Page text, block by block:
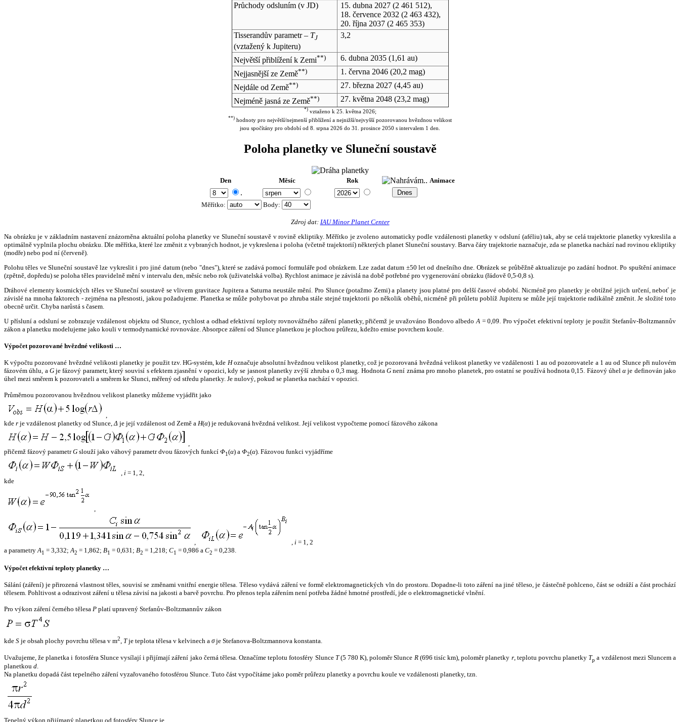
Průchody odsluním (v JD) 15. dubna 2027(2 461 512),
18. července 2032 (2 463 432),
20. října 2037(2 465 353)
Tisserandův parametr – TJ
(vztažený k Jupiteru)
3,2
Největší přiblížení k Zemi**) 6. dubna 2035(1,61 au)
Nejjasnější ze Země**) 1. června 2046(20,2 mag)
Nejdále od Země**) 27. března 2027(4,45 au)
Nejméně jasná ze Země**) 27. května 2048(23,2 mag)
*)vztaženo k 25. května 2026;
**) hodnoty pro největší/nejmenší přiblížení a nejnižší/nejvyšší pozorovanou hvězdnou velikost
jsou spočítány pro období od 8. srpna 2026 do 31. prosince 2050 s intervalem 1 den.
Poloha planetky ve Sluneční soustavě
Den Měsíc Rok Animace
.
Měřítko: Body:
Zdroj dat: IAU Minor Planet Center
Na obrázku je v základním nastavení znázorněna aktuální poloha planetky ve Sluneční soustavě v rovině ekliptiky. Měřítko je zvoleno automaticky podle vzdálenosti planetky v odsluní (aféliu) tak, aby se celá trajektorie planetky vykreslila a
optimálně vyplnila plochu obrázku. Dle měřítka, které lze změnit z vybraných hodnot, je vykreslena i poloha (včetně trajektorií) některých planet Sluneční soustavy. Barva čáry trajektorie naznačuje, zda se planetka nachází nad rovinou ekliptiky
(modře) nebo pod ní (červeně).
Polohu těles ve Sluneční soustavě lze vykreslit i pro jiné datum (nebo "dnes"), které se zadává pomocí formuláře pod obrázkem. Lze zadat datum ±50 let od dnešního dne. Obrázek se průběžně aktualizuje po zadání hodnot. Po spuštění animace
(zpětně, dopředu) se poloha těles pravidelně mění v intervalu den, měsíc nebo rok (uživatelská volba). Rychlost animace je závislá na době potřebné pro vygenerování obrázku (řádově 0,5-0,8 s).
Dráhové elementy kosmických těles ve Sluneční soustavě se vlivem gravitace Jupitera a Saturna neustále mění. Pro Slunce (potažmo Zemi) a planety jsou platné pro delší časové období. Nicméně pro planetky je obtížné jejich určení, neboť je
závislé na mnoha faktorech - zejména na přesnosti, jakou požadujeme. Planetka se může pohybovat po zhruba stále stejné trajektorii po několik oběhů, nicméně při průletu poblíž Jupiteru se může její trajektorie radikálně změnit. Je složité toto
obecně určit. Chyba narůstá s časem.
U přísluní a odsluní se zobrazuje vzdálenost objektu od Slunce, rychlost a odhad efektivní teploty rovnovážného záření planetky, přičemž je uvažováno Bondovo albedo A = 0,09. Pro výpočet efektivní teploty je použit Stefanův-Boltzmannův
zákon a planetku modelujeme jako kouli v termodynamické rovnováze. Absorpce záření od Slunce planetkou je plochou průřezu, kdežto emise povrchem koule.
Výpočet pozorované hvězdné velikosti …
K výpočtu pozorované hvězdné velikosti planetky je použit tzv. HG-systém, kde Hoznačuje absolutní hvězdnou velikost planetky, což je pozorovaná hvězdná velikost planetky ve vzdálenosti 1 au od pozorovatele a 1 au od Slunce při nulovém
fázovém úhlu, a Gje fázový parametr, který souvisí s efektem zjasnění v opozici, kdy se jasnost planetky zvýší zhruba o 0,3 mag. HodnotaG není známa pro mnoho planetek, pro ostatní se používá hodnota 0,15. Fázový úhelα je definován jako
úhel mezi směrem k pozorovateli a směrem ke Slunci, měřený od středu planetky. Je nulový, pokud se planetka nachází v opozici.
Průměrnou pozorovanou hvězdnou velikost planetky můžeme vyjádřit jako
,
kde r je vzdálenost planetky od Slunce,Δ je její vzdálenost od Země a H(α) je redukovaná hvězdná velikost. Její velikost vypočteme pomocí fázového zákona
,
přičemž fázový parametrG slouží jako váhový parametr dvou fázových funkcí Φ1(α) a Φ2(α). Fázovou funkci vyjádříme
, i = 1, 2,
kde
,
, , i = 1, 2
a parametryA1 = 3,332;A2 = 1,862; B1 = 0,631; B2 = 1,218; C1 = 0,986 a C2 = 0,238.
Výpočet efektivní teploty planetky …
Sálání (záření) je přirozená vlastnost těles, souvisí se změnami vnitřní energie tělesa. Těleso vydává záření ve formě elektromagnetických vln do prostoru. Dopadne-li toto záření na jiné těleso, je částečně pohlceno, část se odráží a část prochází
tělesem. Pohltivost a odrazivost záření u tělesa závisí na jakosti a barvě povrchu. Pro přenos tepla zářením není potřeba žádné hmotné prostředí, jde o elektromagnetické vlnění.
Pro výkon záření černého tělesa P platí upravený Stefanův-Boltzmannův zákon
kde S je obsah plochy povrchu tělesa v m2, Tje teplota tělesa v kelvinech a σje Stefanova-Boltzmannova konstanta.
Uvažujeme, že planetka i fotosféra Slunce vysílají i přijímají záření jako černá tělesa. Označíme teplotu fotosféry Slunce T(5 780 K), poloměr Slunce R(696 tisíc km), poloměr planetky r, teplotu povrchu planetky Tp a vzdálenost mezi Sluncem a
planetkou d.
Na planetku dopadá část tepelného záření vyzařovaného fotosférou Slunce. Tuto část vypočítáme jako poměr průřezu planetky a povrchu koule ve vzdálenosti planetky, tzn.
Tepelný výkon přijímaný planetkou od fotosféry Slunce je